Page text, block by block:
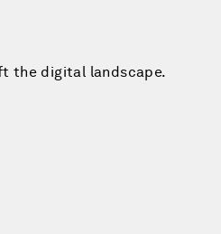
the digital landscape.